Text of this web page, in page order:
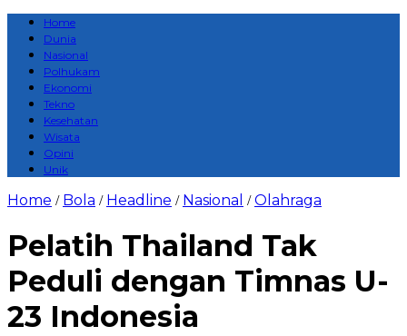
Home
Dunia
Nasional
Polhukam
Ekonomi
Tekno
Kesehatan
Wisata
Opini
Unik
Home / Bola / Headline / Nasional /Olahraga
Pelatih Thailand Tak
Peduli dengan Timnas U-
23 Indonesia